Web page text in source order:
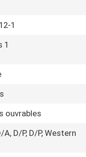
1
1
ouvrables
A, D/P, D/P, Western